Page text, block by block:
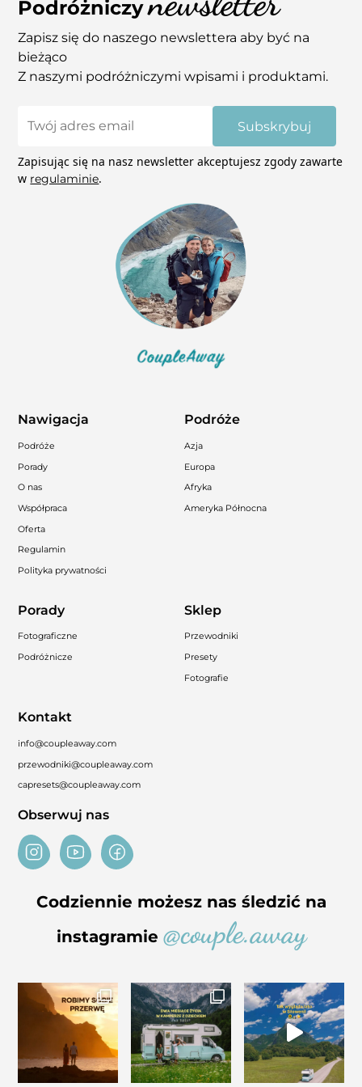
Podróżniczy
Zapisz się do naszego newslettera aby być na
bieżąco
Z naszymi podróżniczymi wpisami i produktami.
Subskrybuj
Zapisując się na nasz newsletter akceptujesz zgody zawarte
w regulaminie.
Nawigacja
Podróże
Porady
O nas
Współpraca
Oferta
Regulamin
Polityka prywatności
Podróże
Azja
Europa
Afryka
Ameryka Północna
Porady
Fotograficzne
Podróżnicze
Sklep
Przewodniki
Presety
Fotografie
Kontakt
info@coupleaway.com
przewodniki@coupleaway.com
capresets@coupleaway.com
Obserwuj nas
Codziennie możesz nas śledzić na
instagramie @couple.away